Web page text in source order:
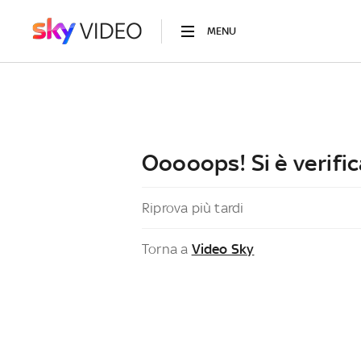
MENU
Ooooops! Si è
Riprova più tardi
Torna a Video Sky